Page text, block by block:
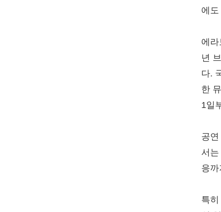
에
에
년
다.
한
1일
공
서
응
특